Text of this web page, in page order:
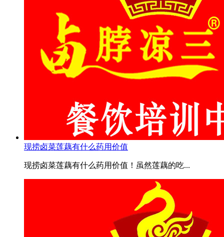
现捞卤菜莲藕有什么药用价值
现捞卤菜莲藕有什么药用价值！虽然莲藕的吃...